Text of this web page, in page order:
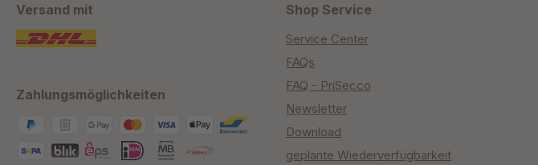
Versand mit
Zahlungsmöglichkeiten
Shop Service
Service Center
FAQs
FAQ - PriSecco
Newsletter
Download
geplante Wiederverfügbarkeit